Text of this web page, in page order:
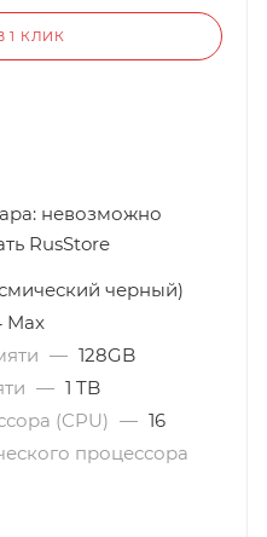
1 КЛИК
невозможно
RusStore
черный)
Max
— 128GB
— 1 TB
(CPU) — 16
процессора